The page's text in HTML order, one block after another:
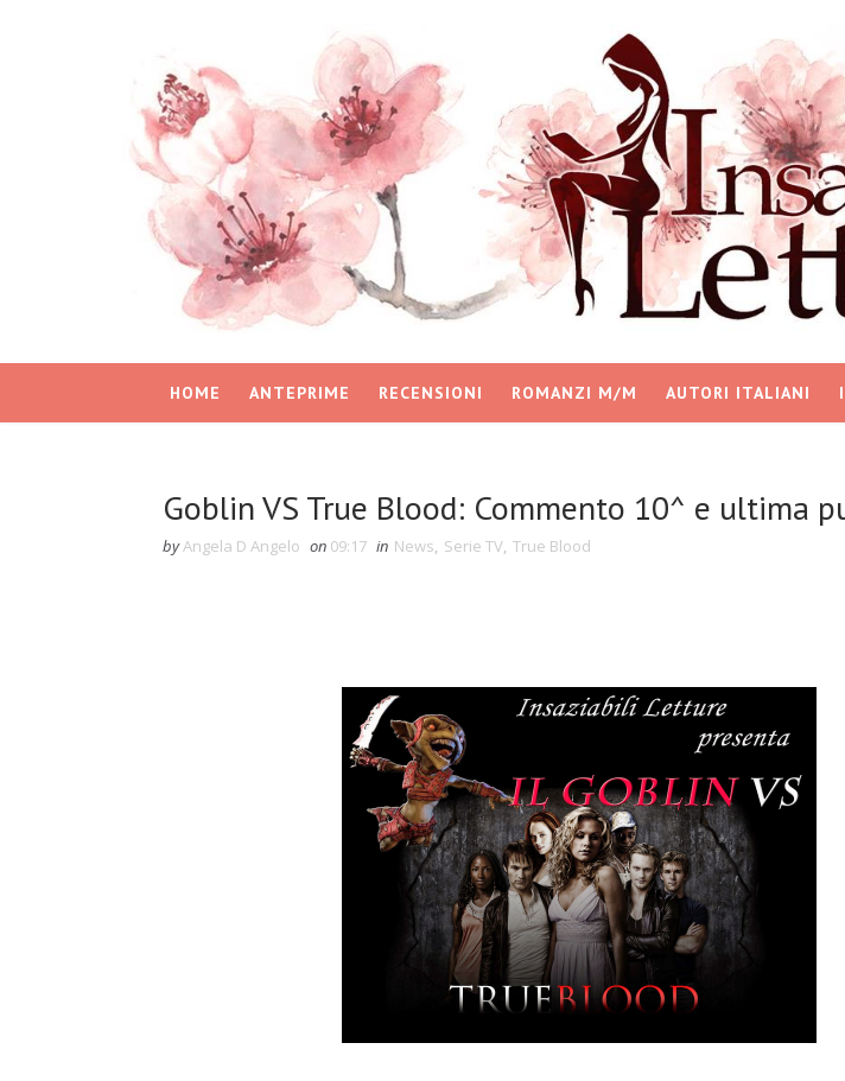
HOME ANTEPRIME RECENSIONI ROMANZI M/M AUTORI ITALIANI
Goblin VS True Blood: Commento 10^ e ultima
byAngela D Angelo on 09:17 in News, Serie TV, True Blood